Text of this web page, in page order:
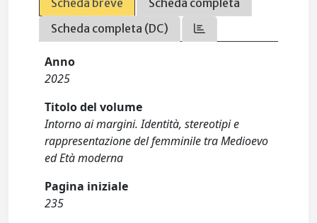
Scheda breve
Scheda completa
Scheda completa (DC)
Anno
2025
Titolo del volume
Intorno ai margini. Identità, stereotipi e
rappresentazione del femminile tra Medioevo
ed Età moderna
Pagina iniziale
235